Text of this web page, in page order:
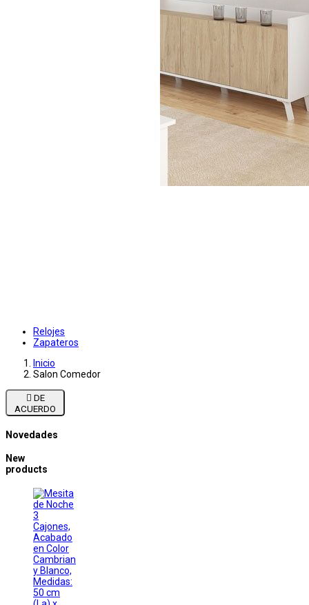
Relojes
Zapateros
Inicio
Salon Comedor

ACUERDO
Novedades
New
products